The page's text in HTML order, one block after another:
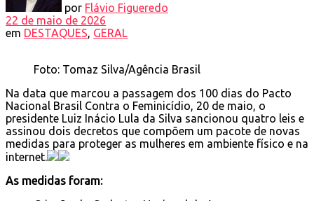
por Flávio Figueredo
22 de maio de 2026
em DESTAQUES, GERAL
Foto: Tomaz Silva/Agência Brasil
Na data que marcou a passagem dos 100 dias do Pacto
Nacional Brasil Contra o Feminicídio, 20 de maio, o
presidente Luiz Inácio Lula da Silva sancionou quatro leis e
assinou dois decretos que compõem um pacote de novas
medidas para proteger as mulheres em ambiente físico e na
internet.
As medidas foram: